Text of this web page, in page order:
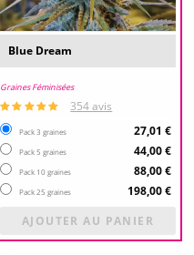
Blue Dream
Graines Féminisées
354 avis
Pack 3 graines 27,01 €
Pack 5 graines 44,00 €
Pack 10 graines 88,00 €
Pack 25 graines
198,00 €
AJOUTER AU PANIER